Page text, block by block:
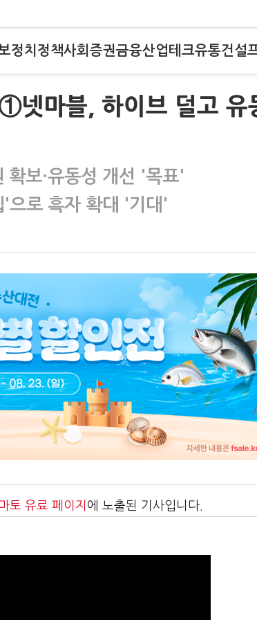
정치 정책사회 증권금융산업테크유통건설
넷마블, 하이브 덜고 유
보·유동성 개선 '목표'
'으로 흑자 확대 '기대'
토 유료 페이지 에 노출된 기사입니다.